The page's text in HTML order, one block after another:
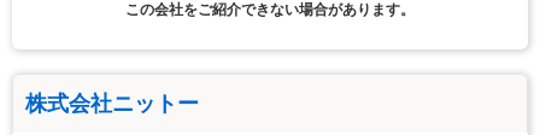
この会社をご紹介できない場合があります。
株式会社ニットー